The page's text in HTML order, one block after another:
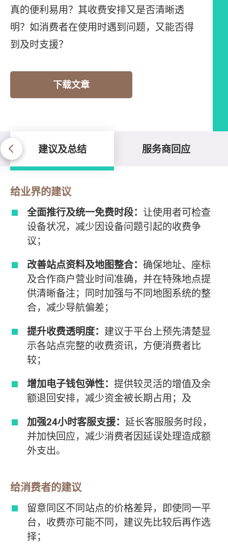
真的便利易用？其收费安排又是否清晰透
明？如消费者在使用时遇到问题，又能否得
到及时支援？
下载文章
建议及总结 服务商回应
建议及总结
给业界的建议
全面推行及统一免费时段：让使用者可检查
设备状况，减少因设备问题引起的收费争
议；
改善站点资料及地图整合：确保地址、座标
及合作商户营业时间准确，并在特殊地点提
供清晰备注；同时加强与不同地图系统的整
合，减少导航偏差；
提升收费透明度： 建议于平台上预先清楚显
示各站点完整的收费资讯，方便消费者比
较；
增加电子钱包弹性：提供较灵活的增值及余
额退回安排，减少资金被长期占用；及
加强24小时客服支援：延长客服服务时段，
并加快回应，减少消费者因延误处理造成额
外支出。
给消费者的建议
留意同区不同站点的价格差异，即使同一平
台，收费亦可能不同，建议先比较后再作选
择；